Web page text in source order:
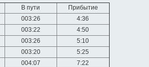
В пути
Прибытие
003:26
4:36
003:22
4:50
003:26
5:10
003:20
5:25
004:07
7:22